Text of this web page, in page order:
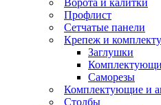
Профлист
Сетчатые панели
Крепеж и
Заглушки
Саморезы
Комплектующие и
Столбы